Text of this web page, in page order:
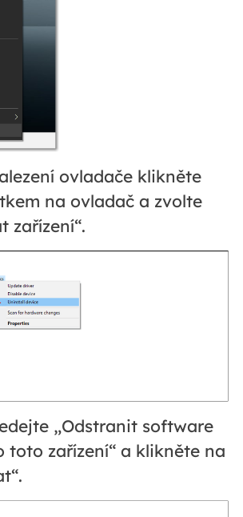
ovladače klikněte
na ovladač a zvolte
zařízení“.
„Odstranit software
toto zařízení“ a klikněte na